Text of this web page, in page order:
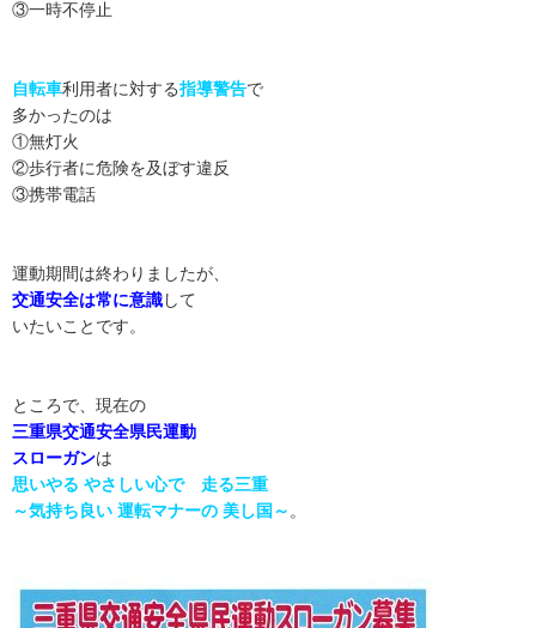
③一時不停止
自転車利用者に対する指導警告で
多かったのは
①無灯火
②歩行者に危険を及ぼす違反
③携帯電話
運動期間は終わりましたが、
交通安全は常に意識 して
いたいことです。
ところで、現在の
三重県交通安全県民運動
スローガンは
思いやる やさしい心で 走る三重
～気持ち良い 運転マナーの 美し国～ 。